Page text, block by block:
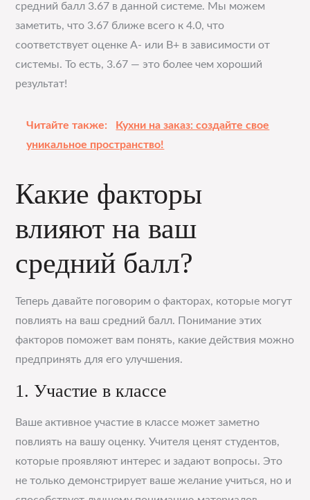
средний балл 3.67 в данной системе. Мы можем
заметить, что 3.67 ближе всего к 4.0, что
соответствует оценке A- или B+ в зависимости от
системы. То есть, 3.67 — это более чем хороший
результат!
Читайте также:
Кухни на заказ: создайте свое
уникальное пространство!
Какие факторы
влияют на ваш
средний балл?
Теперь давайте поговорим о факторах, которые могут
повлиять на ваш средний балл. Понимание этих
факторов поможет вам понять, какие действия можно
предпринять для его улучшения.
1. Участие в классе
Ваше активное участие в классе может заметно
повлиять на вашу оценку. Учителя ценят студентов,
которые проявляют интерес и задают вопросы. Это
не только демонстрирует ваше желание учиться, но и